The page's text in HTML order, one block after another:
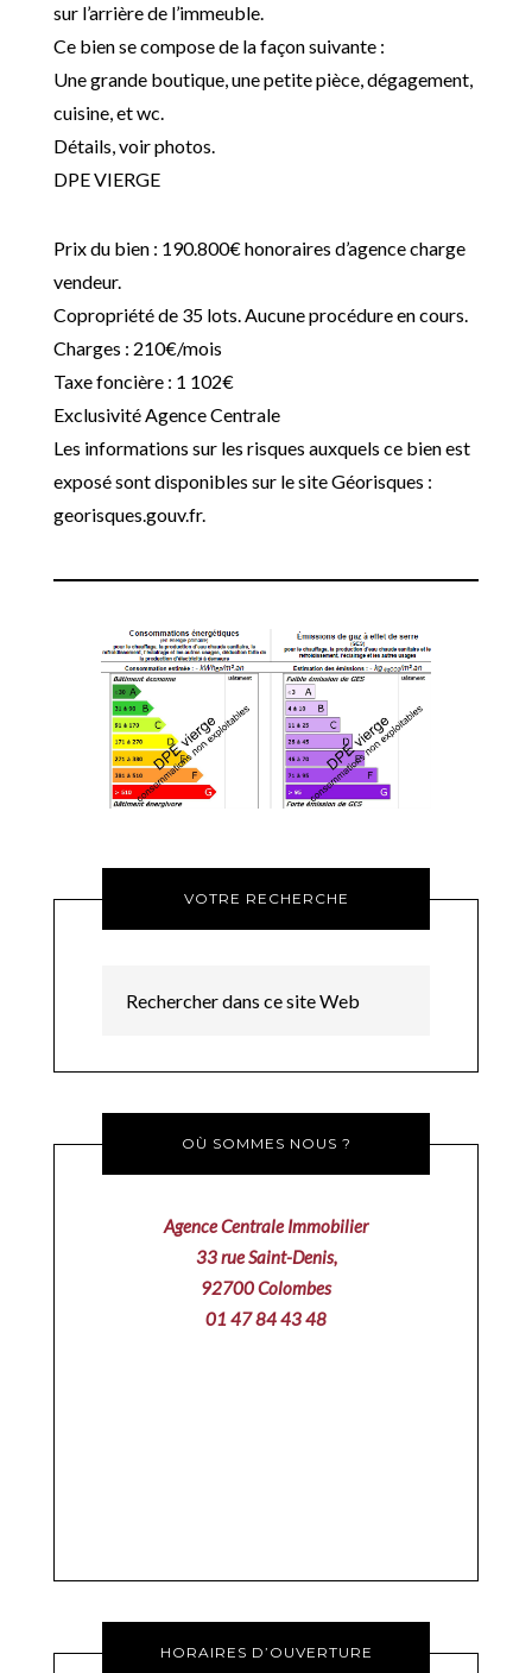
sur l’arrière de l’immeuble.
Ce bien se compose de la façon suivante :
Une grande boutique, une petite pièce, dégagement,
cuisine, et wc.
Détails, voir photos.
DPE VIERGE
Prix du bien : 190.800€ honoraires d’agence charge
vendeur.
Copropriété de 35 lots. Aucune procédure en cours.
Charges : 210€/mois
Taxe foncière : 1 102€
Exclusivité Agence Centrale
Les informations sur les risques auxquels ce bien est
exposé sont disponibles sur le site Géorisques :
georisques.gouv.fr.
VOTRE RECHERCHE
OÙ SOMMES NOUS ?
Agence Centrale Immobilier
33 rue Saint-Denis,
92700 Colombes
01 47 84 43 48
HORAIRES D’OUVERTURE